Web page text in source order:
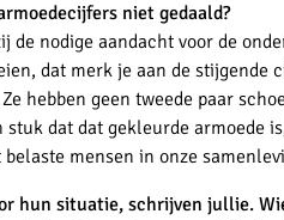
niet gedaald?
de nodige aandacht voor de
dat merk je aan de stijgende
hebben geen tweede paar
dat dat gekleurde armoede
mensen in onze
hun situatie, schrijven jullie.